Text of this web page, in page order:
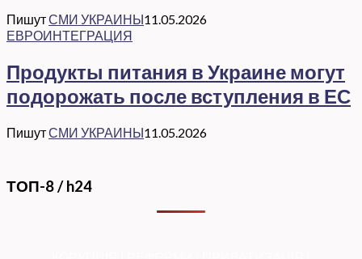
ПишутСМИ УКРАИНЫ11.05.2026
ЕВРОИНТЕГРАЦИЯ
Продукты питания в Украине могут
подорожать после вступления в ЕС
ПишутСМИ УКРАИНЫ11.05.2026
ТОП-8 / h24